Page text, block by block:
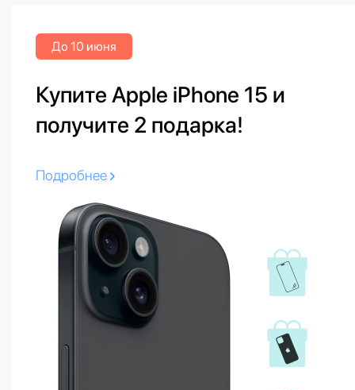
До 10 июня
Купите Apple iPhone 15 и
получите 2 подарка!
Подробнее